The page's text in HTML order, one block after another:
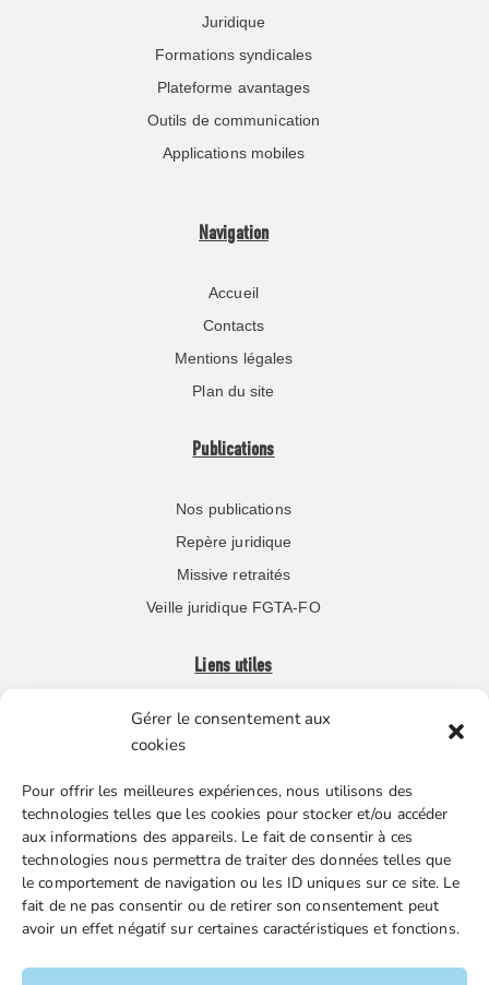
Gérer le consentement aux
cookies
Pour offrir les meilleures expériences, nous utilisons des
technologies telles que les cookies pour stocker et/ou accéder
aux informations des appareils. Le fait de consentir à ces
technologies nous permettra de traiter des données telles que
le comportement de navigation ou les ID uniques sur ce site. Le
fait de ne pas consentir ou de retirer son consentement peut
avoir un effet négatif sur certaines caractéristiques et fonctions.
Juridique
Formations syndicales
Plateforme avantages
Outils de communication
Applications mobiles
Navigation
Accueil
Contacts
Mentions légales
Plan du site
Publications
Nos publications
Repère juridique
Missive retraités
Veille juridique FGTA-FO
Liens utiles
Boutique en ligne
Nos partenaires
Gestion des cookies
FGTA-FO / 15 avenue Victor Hugo – 92170 Vanves / 01 86